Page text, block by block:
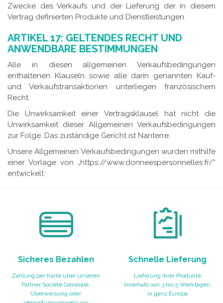
Zwecke des Verkaufs und der Lieferung der in diesem
Vertrag definierten Produkte und Dienstleistungen.
ARTIKEL 17: GELTENDES RECHT UND
ANWENDBARE BESTIMMUNGEN
Alle in diesen allgemeinen Verkaufsbedingungen
enthaltenen Klauseln sowie alle darin genannten Kauf-
und Verkaufstransaktionen unterliegen französischem
Recht.
Die Unwirksamkeit einer Vertragsklausel hat nicht die
Unwirksamkeit dieser Allgemeinen Verkaufsbedingungen
zur Folge. Das zuständige Gericht ist Nanterre.
Unsere Allgemeinen Verkaufsbedingungen wurden mithilfe
einer Vorlage von „https://www.donneespersonnelles.fr/“
entwickelt.
Sicheres Bezahlen
Zahlung per Karte über unseren
Partner Société Générale,
Überweisung oder
Schnelle Lieferung
Lieferung Ihrer Produkte
innerhalb von 3 bis 5 Werktagen,
in ganz Europa